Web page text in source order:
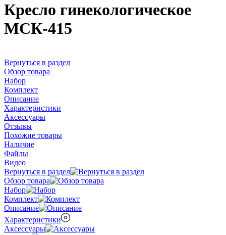
Кресло гинекологическое
МСК-415
Вернуться в раздел
Обзор товара
Набор
Комплект
Описание
Характеристики
Аксессуары
Отзывы
Похожие товары
Наличие
Файлы
Видео
Вернуться в раздел
Обзор товара
Набор
Комплект
Описание
Характеристики
Аксессуары